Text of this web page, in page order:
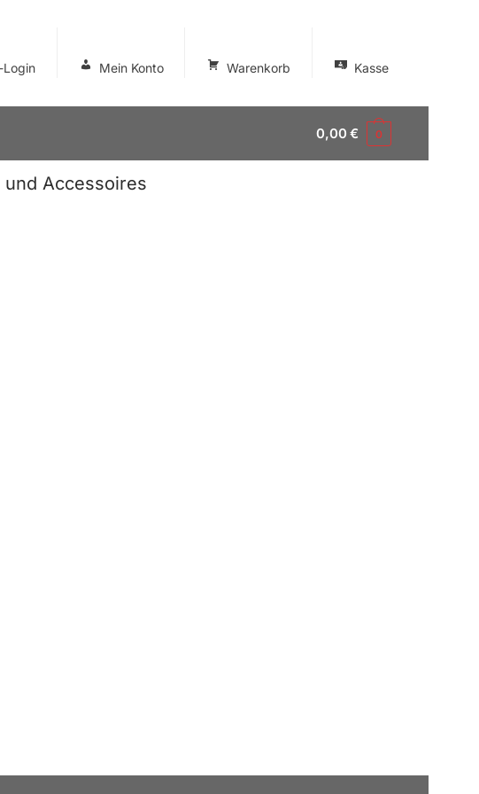
Login Mein Konto Warenkorb Kasse
0,00€ 0
Accessoires